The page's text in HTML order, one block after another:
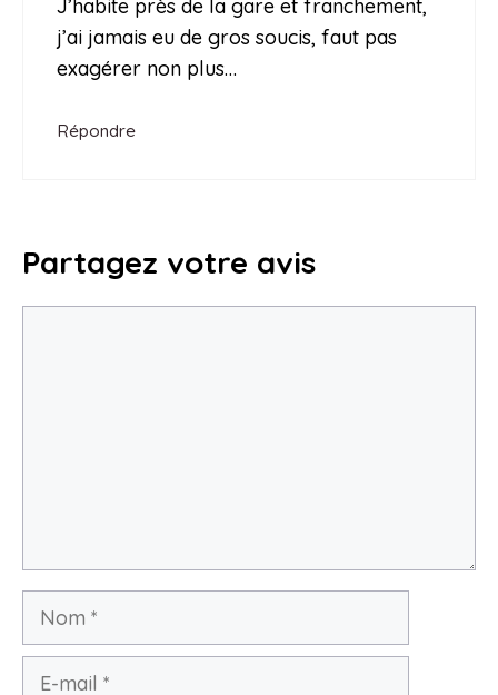
J’habite près de la gare et franchement,
j’ai jamais eu de gros soucis, faut pas
exagérer non plus…
Répondre
Partagez votre avis
Nom